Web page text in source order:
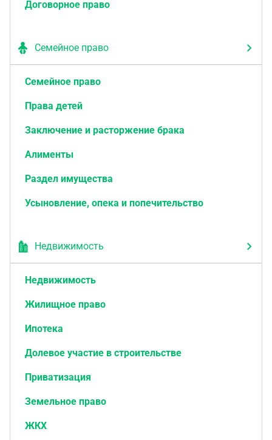
Договорное право
Семейное право
Семейное право
Права детей
Заключение и расторжение брака
Алименты
Раздел имущества
Усыновление, опека и попечительство
Недвижимость
Недвижимость
Жилищное право
Ипотека
Долевое участие в строительстве
Приватизация
Земельное право
ЖКХ